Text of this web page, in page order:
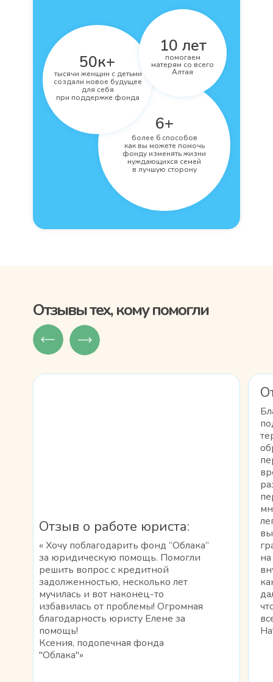
10 лет
помогаем
матерям со всего
Алтая
50к+
тысячи женщин с детьми
создали новое будущее
для себя
при поддержке фонда
6+
более 6 способов
как вы можете помочь
фонду изменять жизни
нуждающихся семей
в лучшую сторону
Отзывы тех, кому помогли
« Хочу поблагодарить фонд “Облака”
за юридическую помощь. Помогли
решить вопрос с кредитной
задолженностью, несколько лет
мучилась и вот наконец-то
избавилась от проблемы! Огромная
благодарность юристу Елене за
помощь!
Ксения, подопечная фонда
"Облака"»
Отзыв о работе юриста: